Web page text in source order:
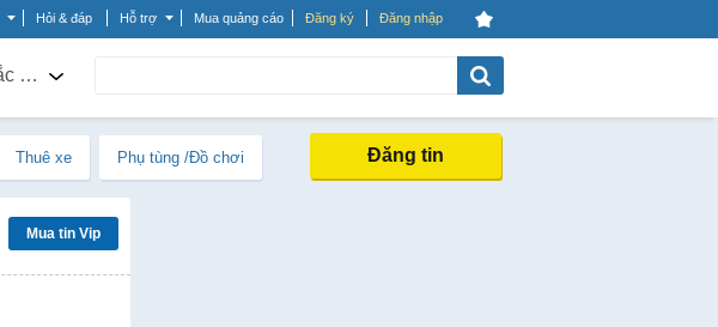
Hỏi & đáp Hỗ trợ Mua quảng cáo Đăng ký Đăng nhập
Các tỉnh miền bắc khác
Thuê xe Phụ tùng /Đồ chơi Đăng tin
Mua tin Vip